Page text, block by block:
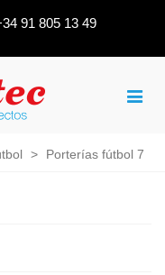
91 805 13 49
> Porterías fútbol 7